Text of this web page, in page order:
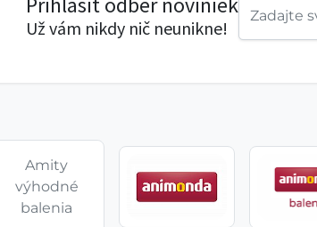
Už vám nikdy nič neunikne!
Amity
výhodné
balenia